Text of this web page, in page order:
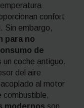
confort
Sin embargo,
para no
de
coche antiguo.
del aire
al motor
combustible,
modernos son